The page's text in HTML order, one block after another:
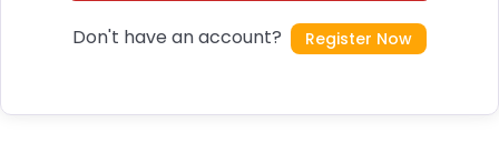
Don't have an account? Register Now